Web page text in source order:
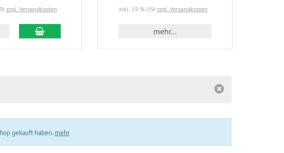
zzgl. Versandkosten
In den Warenkorb
inkl. 19 % USt zzgl. Versandkosten
mehr...
gekauft haben. mehr